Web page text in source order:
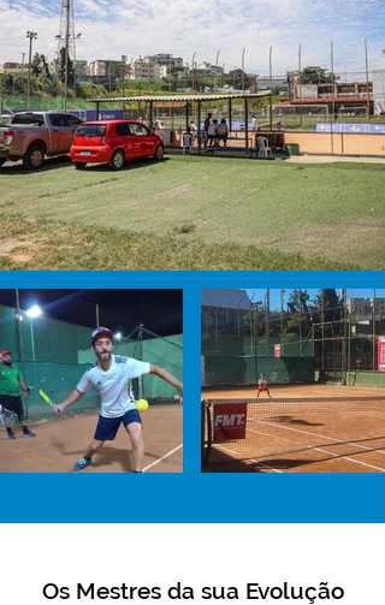
Os Mestres da sua Evolução